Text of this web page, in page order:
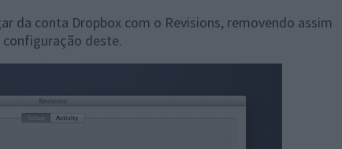
da conta Dropbox com o Revisions, removendo assim
deste.